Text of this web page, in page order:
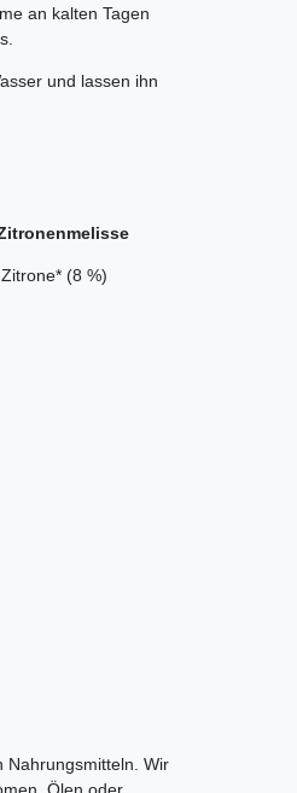
an kalten Tagen
und lassen ihn
(8 %)
Nahrungsmitteln. Wir